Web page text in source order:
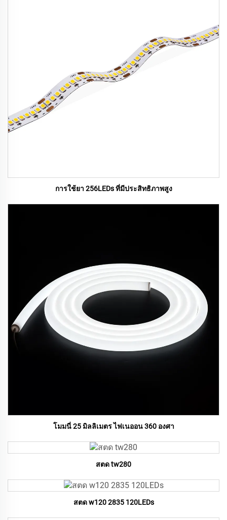
การใช้ยา 256LEDs ที่มีประสิทธิภาพสูง
โมมนี่ 25 มิลลิเมตร ไฟเนออน 360 องศา
สตด tw280
สตด w120 2835 120LEDs